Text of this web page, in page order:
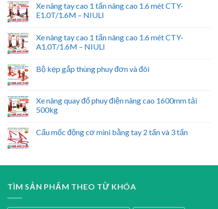
Xe nâng tay cao 1 tấn nâng cao 1.6 mét CTY-
E1.0T/1.6M – NIULI
Xe nâng tay cao 1 tấn nâng cao 1.6 mét CTY-
A1.0T/1.6M – NIULI
Bộ kẹp gắp thùng phuy đơn và đôi
Xe nâng quay đổ phuy điện nâng cao 1600mm tải
500kg
Cẩu mốc động cơ mini bằng tay 2 tấn và 3 tấn
TÌM SẢN PHẨM THEO TỪ KHÓA